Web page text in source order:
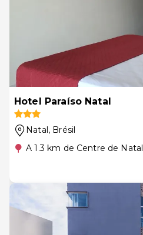
Hotel Paraíso Natal
Natal, Brésil
A 1.3 km de Centre de Natal